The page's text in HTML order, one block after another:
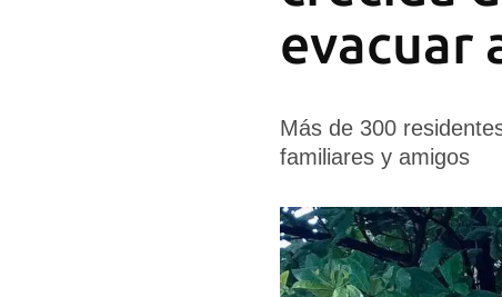
evacuar
Más de 300
familiares y amigos